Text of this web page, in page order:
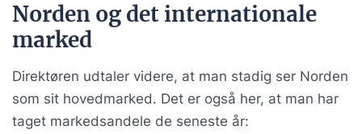
Norden og det internationale
marked
Direktøren udtaler videre, at man stadig ser Norden
som sit hovedmarked. Det er også her, at man har
taget markedsandele de seneste år: